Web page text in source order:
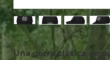
Una gorra clásica de